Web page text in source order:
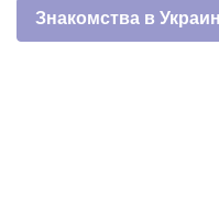
Знакомства в